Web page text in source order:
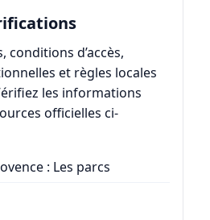
conditions d’accès,
et règles locales
les informations
officielles ci-
: Les parcs